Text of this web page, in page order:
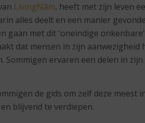
LivingNâm, heeft met zijn leven
alles deelt en een manier
gaan met dit 'oneindige
dat mensen in zijn
ervaren een delen in
de gids om zelf deze meest
blijvend te verdiepen.